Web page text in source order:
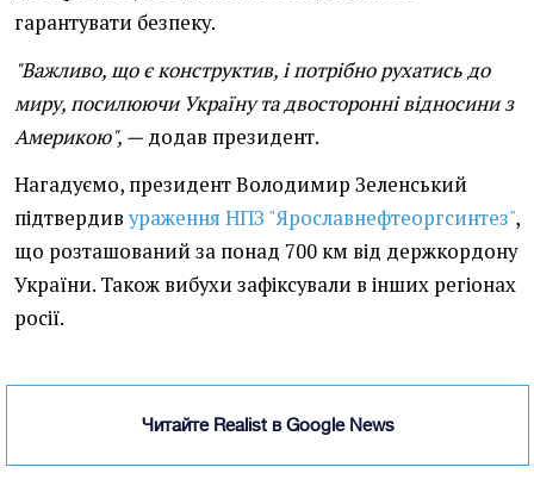
гарантувати безпеку.
"Важливо, що є конструктив, і потрібно рухатись до
миру, посилюючи Україну та двосторонні відносини з
Америкою", — додав президент.
Нагадуємо, президент Володимир Зеленський
підтвердив ураження НПЗ "Ярославнефтеоргсинтез",
що розташований за понад 700 км від держкордону
України. Також вибухи зафіксували в інших регіонах
росії.
Читайте Realist в Google News